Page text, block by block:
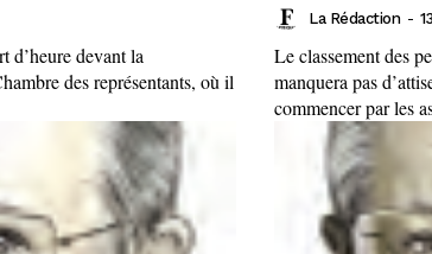
d’heure devant la
des représentants, où il
La Rédaction -
Le classement des
manquera pas
commencer par les